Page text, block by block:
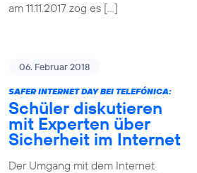
am 11.11.2017 zog es […]
06. Februar 2018
SAFER INTERNET DAY BEI TELEFÓNICA:
Schüler diskutieren
mit Experten über
Sicherheit im Internet
Der Umgang mit dem Internet